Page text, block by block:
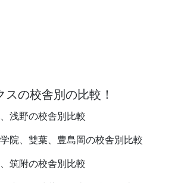
スの校舎別の比較！
浅野の校舎別比較
院、雙葉、豊島岡の校舎別比較
筑附の校舎別比較